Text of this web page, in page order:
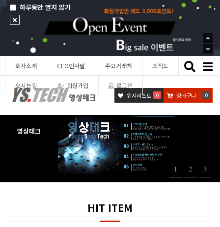
하루동안 열지 않기
회사소개 CEO인사말 주요거래처 조직도
오시는길 회원가입 로그인
Toggle
위시리스트 0 장바구니 0
영상테크
1 2 3
HIT ITEM